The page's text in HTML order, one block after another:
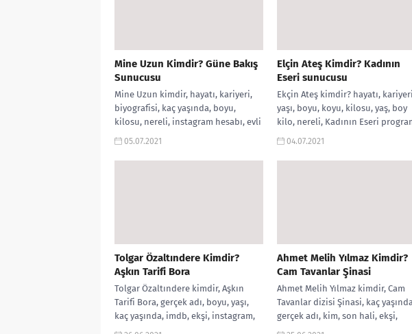
Mine Uzun Kimdir? Güne Bakış
Sunucusu
Mine Uzun kimdir, hayatı, kariyeri,
biyografisi, kaç yaşında, boyu,
kilosu, nereli, instagram hesabı, evli
mi?, Güne Bakış Sunucusu, twitter
05.07.2021
Elçin Ateş Kimdir? Kadının
Eseri sunucusu
Ekçin Ateş kimdir? hayatı,
yaşı, boyu, koyu, kilosu, yaş, boy
kilo, nereli, Kadının Eseri
sunucusu, instagram hesabı gibi...
04.07.2021
Tolgar Özaltındere Kimdir?
Aşkın Tarifi Bora
Tolgar Özaltındere kimdir, Aşkın
Tarifi Bora, gerçek adı, boyu, yaşı,
kaç yaşında, imdb, ekşi, instagram,
sevgilisi, evli mi, Aşkın Tarifi,...
Ahmet Melih Yılmaz Kimdir?
Cam Tavanlar Şinasi
Ahmet Melih Yılmaz kimdir, Cam
Tavanlar dizisi Şinasi, kaç
gerçek adı, kim, son hali, ekşi,
vikipedi, instagram, boyu, imdb,...